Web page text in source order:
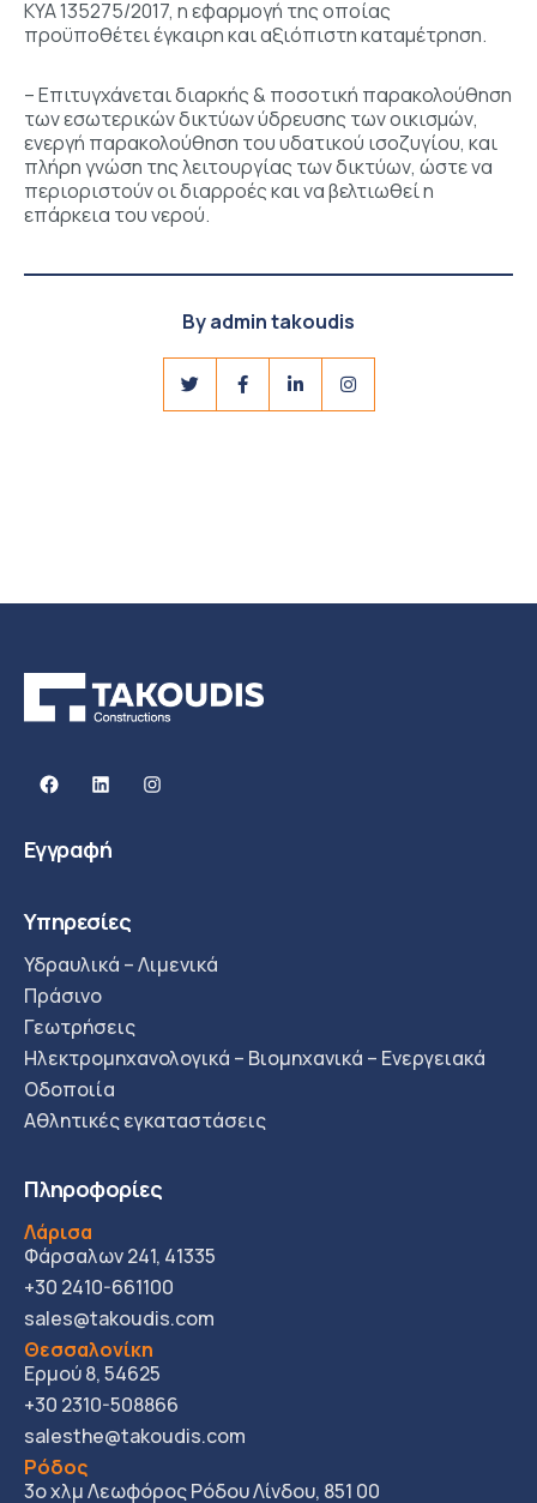
ΚΥΑ 135275/2017, η εφαρμογή της οποίας
προϋποθέτει έγκαιρη και αξιόπιστη καταμέτρηση.
– Επιτυγχάνεται διαρκής & ποσοτική παρακολούθηση
των εσωτερικών δικτύων ύδρευσης των οικισμών,
ενεργή παρακολούθηση του υδατικού ισοζυγίου, και
πλήρη γνώση της λειτουργίας των δικτύων, ώστε να
περιοριστούν οι διαρροές και να βελτιωθεί η
επάρκεια του νερού.
Byadmin takoudis
Facebook
LinkedinInstagram
Εγγραφή
Υπηρεσίες
Υδραυλικά – Λιμενικά
Πράσινο
Γεωτρήσεις
Ηλεκτρομηχανολογικά – Βιομηχανικά – Ενεργειακά
Οδοποιία
Αθλητικές εγκαταστάσεις
Πληροφορίες
Λάρισα
Φάρσαλων 241, 41335
+30 2410-661100
sales@takoudis.com
Θεσσαλονίκη
Ερμού 8, 54625
+30 2310-508866
salesthe@takoudis.com
Ρόδος
3ο χλμ Λεωφόρος Ρόδου Λίνδου, 851 00